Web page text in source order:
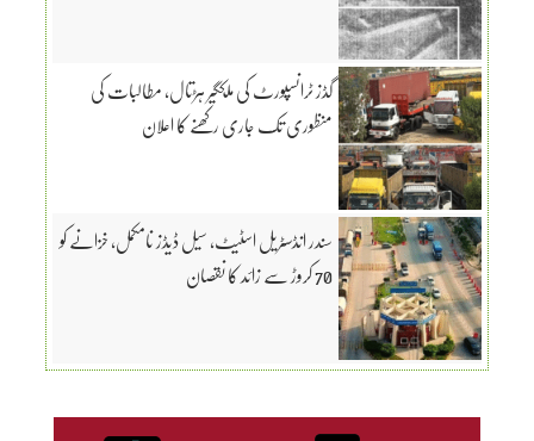
گڈز ٹرانسپورٹ کی ملکگیر ہڑتال، مطالبات کی
منظوری تک جاری رکھنے کا اعلان
سندر انڈسٹریل اسٹیٹ، سیل ڈیڈز نامکمل، خزانے کو
70 کروڑ سے زائد کا نقصان